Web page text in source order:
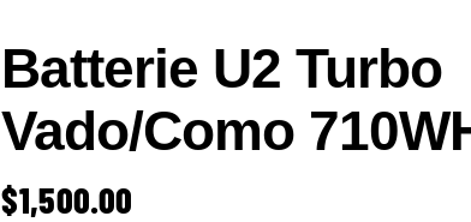
Batterie U2 Turbo
Vado/Como
PRIX HABITUEL
$1,500.00